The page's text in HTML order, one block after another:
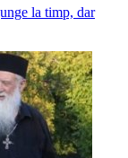
la timp, dar